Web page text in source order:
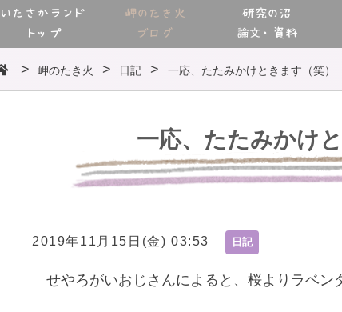
いたさかランド
トップ
岬のたき火
ブログ
研究の沼
論文・資料
岬のたき火 日記 一応、たたみかけときます（笑）
一応、たたみかけ
2019年11月15日(金) 03:53 日記
せやろがいおじさんによると、桜よりラベン